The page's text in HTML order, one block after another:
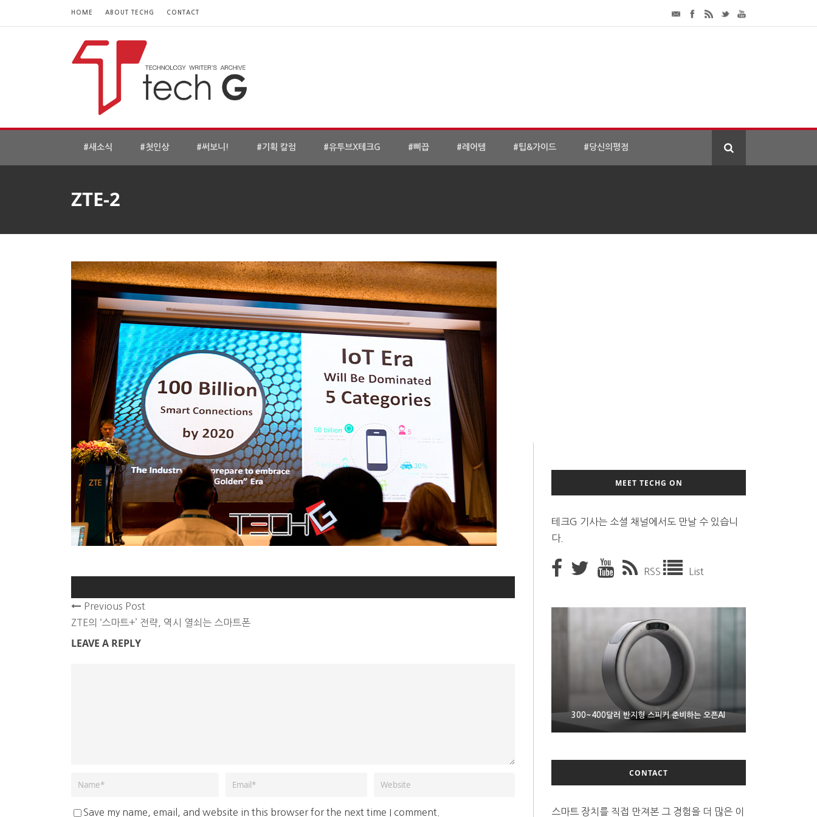
HOME ABOUT TECHG CONTACT
#새소식 #첫인상 #써보니! #기획 칼럼 #유투브X테크G #삐끕 #레어템 #팁&가이드 #당신의평점
ZTE-2
Previous Post
ZTE의 ‘스마트+’ 전략, 역시 열쇠는 스마트폰
LEAVE A REPLY
Save my name, email, and website in this browser for the next time I comment.
MEET TECHG ON
테크G 기사는 소셜 채널에서도 만날 수 있습니
다.
RSS List
300~400달러 반지형 스피커 준비하는 오픈AI
조용히 스팀 프레임 검증 요구사항 바꾼 밸브
9월 4일부터 서비스 접는 안드로이드 장치용 구글 어
시스턴트
CONTACT
스마트 장치를 직접 만져본 그 경험을 더 많은 이